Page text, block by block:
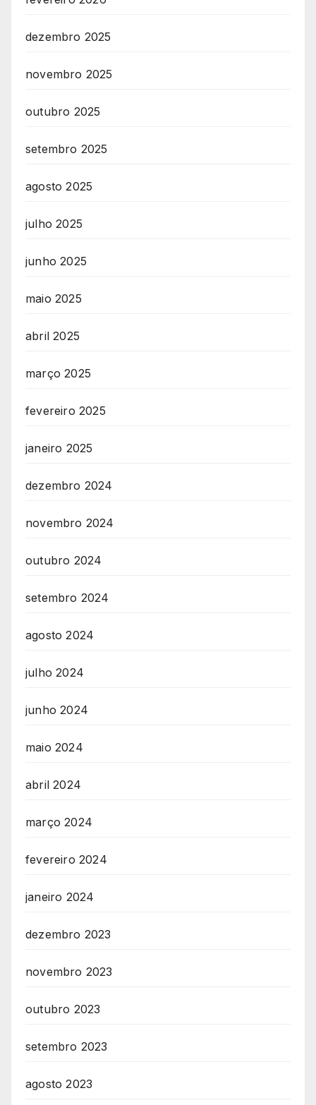
dezembro 2025
novembro 2025
outubro 2025
setembro 2025
agosto 2025
julho 2025
junho 2025
maio 2025
abril 2025
março 2025
fevereiro 2025
janeiro 2025
dezembro 2024
novembro 2024
outubro 2024
setembro 2024
agosto 2024
julho 2024
junho 2024
maio 2024
abril 2024
março 2024
fevereiro 2024
janeiro 2024
dezembro 2023
novembro 2023
outubro 2023
setembro 2023
agosto 2023